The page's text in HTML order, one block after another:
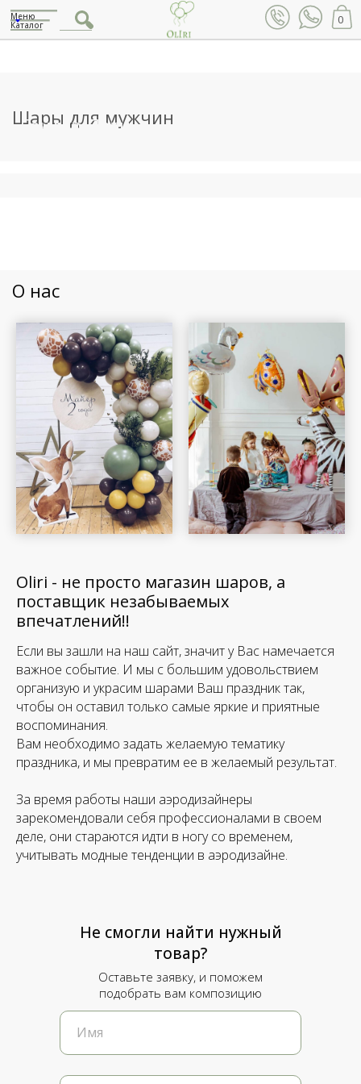
0
Каталог
Меню
Шары для мужчин
Гендер-Пати
О нас
Oliri - не просто магазин шаров, а
поставщик незабываемых
впечатлений!!
Если вы зашли на наш сайт, значит у Вас намечается
важное событие. И мы с большим удовольствием
организую и украсим шарами Ваш праздник так,
чтобы он оставил только самые яркие и приятные
воспоминания.
Вам необходимо задать желаемую тематику
праздника, и мы превратим ее в желаемый результат.
За время работы наши аэродизайнеры
зарекомендовали себя профессионалами в своем
деле, они стараются идти в ногу со временем,
учитывать модные тенденции в аэродизайне.
Не смогли найти нужный
товар?
Оставьте заявку, и поможем
подобрать вам композицию